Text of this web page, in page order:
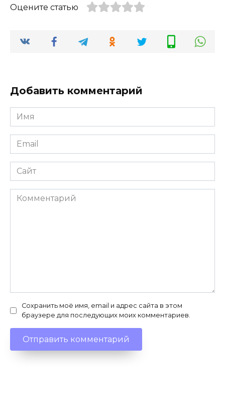
Оцените статью
Добавить комментарий
Имя
*
Email
*
Сайт
Комментарий
Сохранить моё имя, email и адрес сайта в этом
браузере для последующих моих комментариев.